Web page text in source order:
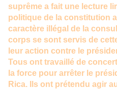
suprême a fait une lecture
politique de la constitution
caractère illégal de la
corps se sont servis de
leur action contre le
Tous ont travaillé de
la force pour arrêter le
Rica. Ils ont prétendu agir